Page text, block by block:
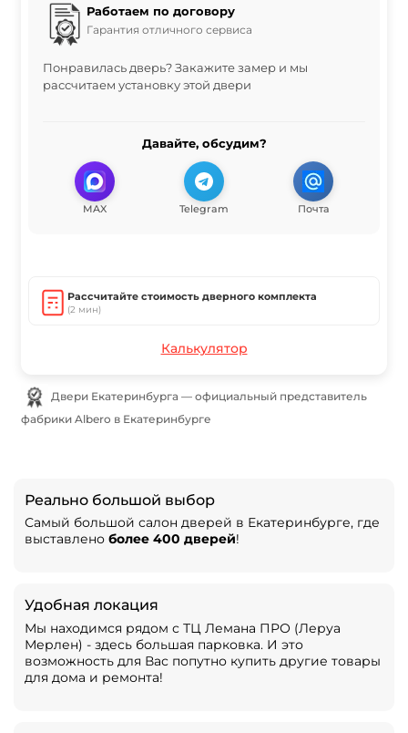
Работаем по договору
Гарантия отличного сервиса
Понравилась дверь? Закажите замер и мы
рассчитаем установку этой двери
Давайте, обсудим?
MAX Telegram Почта
Рассчитайте стоимость дверного комплекта
(2 мин)
Калькулятор
фабрики Albero в Екатеринбурге
Реально большой выбор
Самый большой салон дверей в Екатеринбурге, где
выставлено более 400 дверей!
Удобная локация
Мы находимся рядом с ТЦ Лемана ПРО (Леруа
Мерлен) - здесь большая парковка. И это
возможность для Вас попутно купить другие товары
для дома и ремонта!